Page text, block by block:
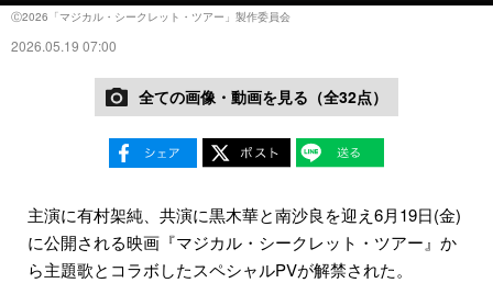
Ⓒ2026「マジカル・シークレット・ツアー」製作委員会
2026.05.19 07:00
全ての画像・動画を見る（全32点）
主演に有村架純、共演に黒木華と南沙良を迎え6月19日(金)
に公開される映画『マジカル・シークレット・ツアー』か
ら主題歌とコラボしたスペシャルPVが解禁された。